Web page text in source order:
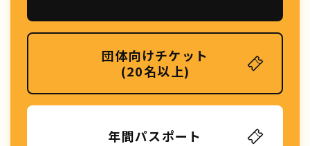
団体向けチケット
(20名以上)
年間パスポート